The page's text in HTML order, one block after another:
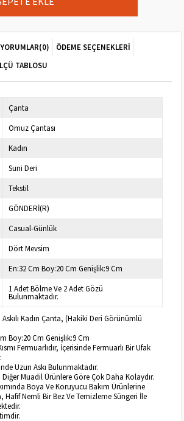
YORUMLAR(0)
ÖDEME SEÇENEKLERI
TABLOSU
Çanta
Omuz Çantası
Kadın
Suni Deri
Tekstil
GÖNDERİ(R)
Casual-Günlük
Dört Mevsim
En:32 Cm Boy:20 Cm Genişlik:9 Cm
1 Adet Bölme Ve 2 Adet Gözü
Bulunmaktadır.
Kadın Çanta, (Hakiki Deri Görünümlü
Boy:20 Cm Genişlik:9 Cm
Fermuarlıdır, İçerisinde Fermuarlı Bir Ufak
Uzun Askı Bulunmaktadır.
Diğer Muadil Ürünlere Göre Çok Daha Kolaydır.
Boya Ve Koruyucu Bakım Ürünlerine
Nemli Bir Bez Ve Temizleme Süngeri İle